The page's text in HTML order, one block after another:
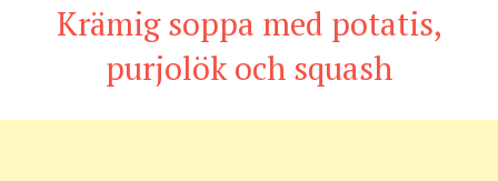
Krämig soppa med potatis,
purjolök och squash